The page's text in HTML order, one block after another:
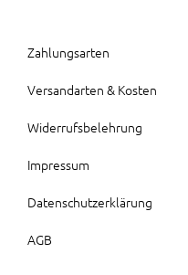
Zahlungsarten
Versandarten & Kosten
Widerrufsbelehrung
Impressum
Datenschutzerklärung
AGB